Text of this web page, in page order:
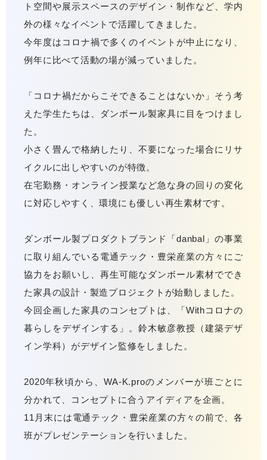
ト空間や展示スペースのデザイン・制作など、学内
外の様々なイベントで活躍してきました。
今年度はコロナ禍で多くのイベントが中止になり、
例年に比べて活動の場が減っていました。
「コロナ禍だからこそできることはないか」そう考
えた学生たちは、ダンボール製家具に目をつけまし
た。
小さく畳んで格納したり、不要になった場合にリサ
イクルに出しやすいのが特徴。
在宅勤務・オンライン授業など急な身の回りの変化
に対応しやすく、環境にも優しい再生素材です。
ダンボール製プロダクトブランド「danbal」の事業
に取り組んでいる電通テック・豊栄産業の方々にご
協力をお願いし、再生可能なダンボール素材ででき
た家具の設計・製造プロジェクトが始動しました。
今回企画した家具のコンセプトは、「Withコロナの
暮らしをデザインする」。鈴木敏彦教授（建築デザ
イン学科）がデザイン監修をしました。
2020年秋頃から、WA-K.proのメンバーが班ごとに
分かれて、コンセプトに合うアイディアを企画。
11月末には電通テック・豊栄産業の方々の前で、各
班がプレゼンテーションを行いました。